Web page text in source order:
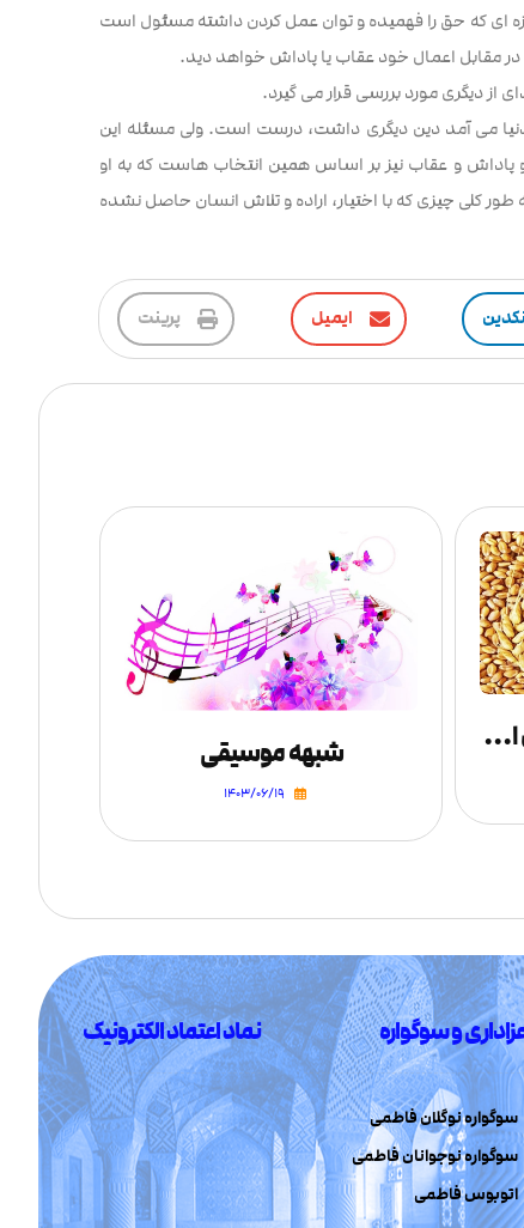
ای که حق را فهمیده و توان عمل کردن داشته مسئول است
در مقابل اعمال خود عقاب یا پاداش خواهد دید.
دیگری مورد بررسی قرار می گیرد.
می آمد دین دیگری داشت، درست است. ولی مسئله این
پاداش و عقاب نیز بر اساس همین انتخاب هاست که به او
کلی چیزی که با اختیار،‌ اراده و تلاش انسان حاصل نشده
ایمیل پرینت
شبهه موسیقی
۱۴۰۳/۰۶/۱۹
آیا زکات مخصوص عربستان است؟
و سوگواره
سوگواره نوگلان فاطمی
سوگواره نوجوانان فاطمی
اتوبوس فاطمی
نماد اعتماد الکترونیک